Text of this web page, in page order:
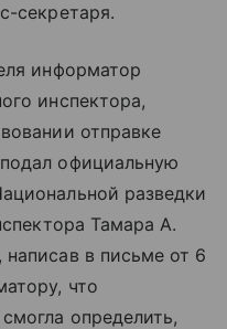
секретаря.
информатор
инспектора,
отправке
официальную
разведки
Тамара А.
в письме от 6
что
определить,